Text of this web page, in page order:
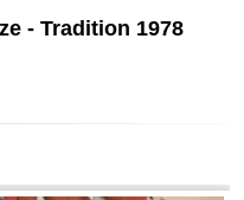
- Tradition 1978